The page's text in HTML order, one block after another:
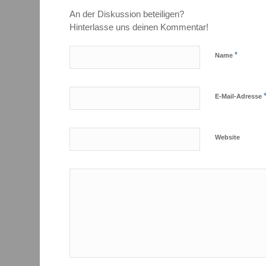
An der Diskussion beteiligen?
Hinterlasse uns deinen Kommentar!
Name*
E-Mail-Adresse
Website